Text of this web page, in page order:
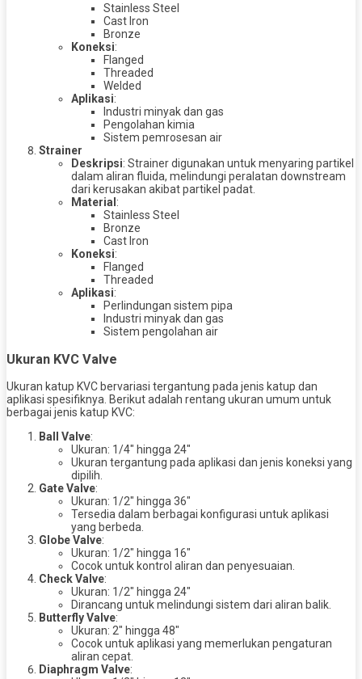
Stainless Steel
Cast Iron
Bronze
Koneksi:
Flanged
Threaded
Welded
Aplikasi:
Industri minyak dan gas
Pengolahan kimia
Sistem pemrosesan air
Strainer
Deskripsi: Strainer digunakan untuk menyaring partikel
dalam aliran fluida, melindungi peralatan downstream
dari kerusakan akibat partikel padat.
Material :
Stainless Steel
Bronze
Cast Iron
Koneksi:
Flanged
Threaded
Aplikasi:
Perlindungan sistem pipa
Industri minyak dan gas
Sistem pengolahan air
Ukuran KVC Valve
Ukuran katup KVC bervariasi tergantung pada jenis katup dan
aplikasi spesifiknya. Berikut adalah rentang ukuran umum untuk
berbagai jenis katup KVC:
Ball Valve:
Ukuran: 1/4″ hingga 24″
Ukuran tergantung pada aplikasi dan jenis koneksi yang
dipilih.
Gate Valve:
Ukuran: 1/2″ hingga 36″
Tersedia dalam berbagai konfigurasi untuk aplikasi
yang berbeda.
Globe Valve:
Ukuran: 1/2″ hingga 16″
Cocok untuk kontrol aliran dan penyesuaian.
Check Valve:
Ukuran: 1/2″ hingga 24″
Dirancang untuk melindungi sistem dari aliran balik.
Butterfly Valve:
Ukuran: 2″ hingga 48″
Cocok untuk aplikasi yang memerlukan pengaturan
aliran cepat.
Diaphragm Valve: